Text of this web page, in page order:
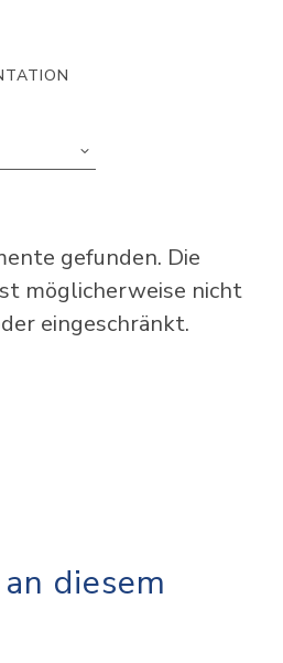
gefunden. Die
möglicherweise nicht
eingeschränkt.
diesem